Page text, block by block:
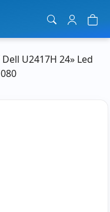
U2417H 24» Led